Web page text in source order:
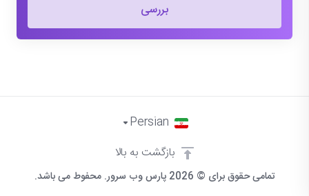
بررسی
تمامی حقوق برای © 2026 پارس وب سرور. محفوط می باشد.
Persian
بازگشت به بالا